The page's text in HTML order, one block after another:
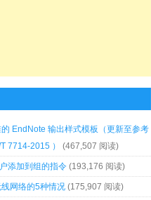
EndNote 输出样式模板（更新至参考
7714-2015 ）
(467,507 阅读)
添加到组的指令 (193,176 阅读)
网络的5种情况 (175,907 阅读)